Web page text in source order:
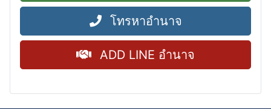
โทรหาอำนาจ
ADD LINE อำนาจ